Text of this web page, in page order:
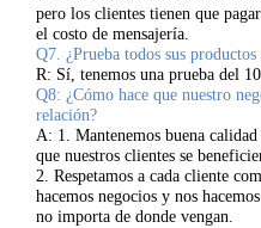
pero los clientes tienen que
el costo de mensajería.
Q7. ¿Prueba todos sus productos
R: Sí, tenemos una prueba del
Q8: ¿Cómo hace que nuestro
relación?
A: 1. Mantenemos buena
que nuestros clientes se
2. Respetamos a cada cliente
hacemos negocios y nos
no importa de donde vengan.